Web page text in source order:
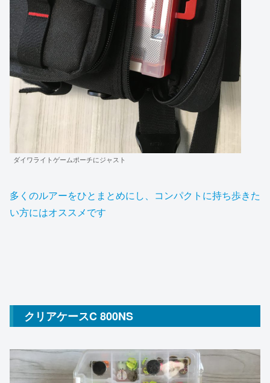
ダイワライトゲームポーチにジャスト
多くのルアーをひとまとめにし、コンパクトに持ち歩きた
い方にはオススメです
クリアケースC 800NS